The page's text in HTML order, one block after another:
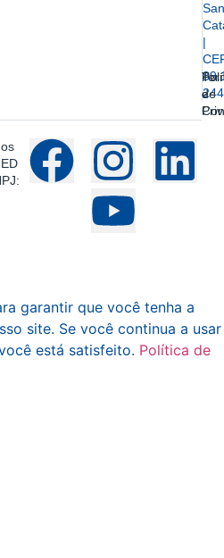
|
244
e
de
garantir que você tenha a
site. Se você continua a usar
está satisfeito. Política de